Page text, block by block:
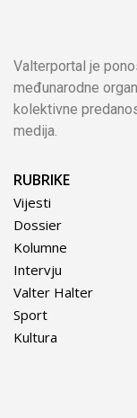
Valterportal je
međunarodne
kolektivne
medija.
RUBRIKE
Vijesti
Dossier
Kolumne
Intervju
Valter Halter
Sport
Kultura